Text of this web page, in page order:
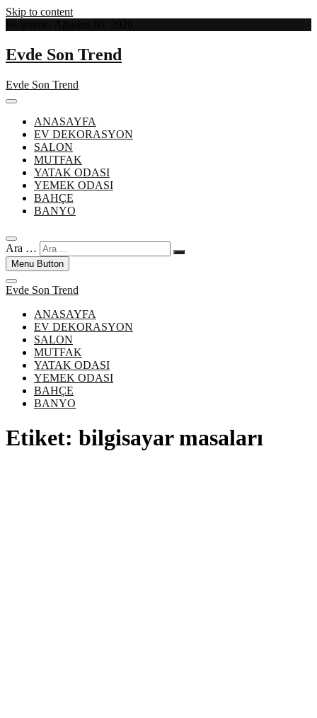
Skip to content
Evde Son Trend
Evde Son Trend
ANASAYFA
EV DEKORASYON
SALON
MUTFAK
YATAK ODASI
YEMEK ODASI
BAHÇE
BANYO
Ara …
Menu Button
Evde Son Trend
ANASAYFA
EV DEKORASYON
SALON
MUTFAK
YATAK ODASI
YEMEK ODASI
BAHÇE
BANYO
Etiket: bilgisayar masaları